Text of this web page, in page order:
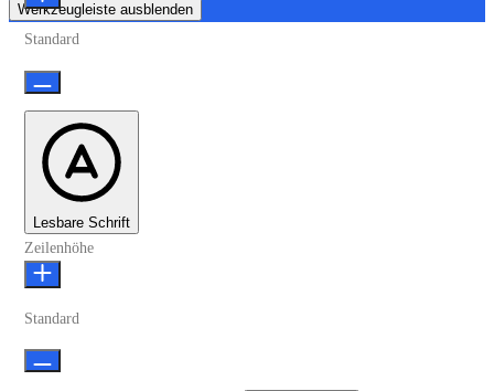
Werkzeugleiste ausblenden
Standard
Lesbare Schrift
Zeilenhöhe
Standard